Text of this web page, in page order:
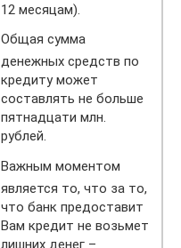
12 месяцам).
Общая сумма
денежных средств по
кредиту может
составлять не больше
пятнадцати млн.
рублей.
Важным моментом
является то, что за то,
что банк предоставит
Вам кредит не возьмет
лишних денег –